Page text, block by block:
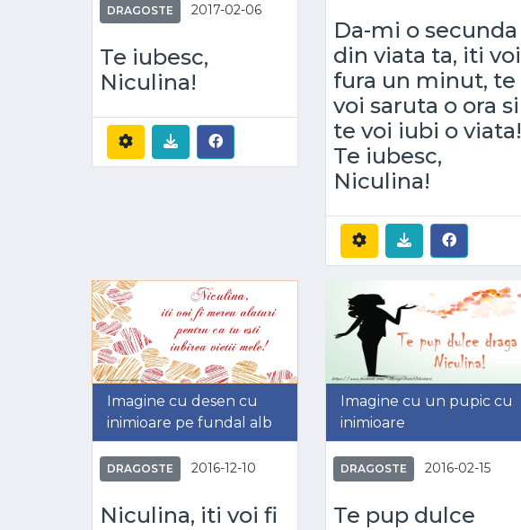
DRAGOSTE 2017-02-06
Te iubesc,
Niculina!
Da-mi o secunda
din viata ta, iti voi
fura un minut, te
voi saruta o ora si
te voi iubi o viata!
Te iubesc,
Niculina!
Imagine cu desen cu
inimioare pe fundal alb
DRAGOSTE 2016-12-10
Niculina, iti voi fi
Imagine cu un pupic cu
inimioare
DRAGOSTE 2016-02-15
Te pup dulce